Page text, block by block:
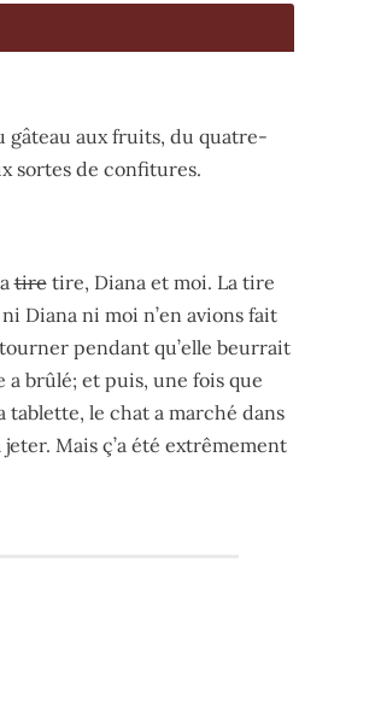
Personne, jusqu’ici, n’a sorti
serai grande, dit Anne d’un ton
gâteau aux fruits, du quatre-
sortes de confitures.
gâteau aux fruits, du quatre-quarts,
tiretire, Diana et moi. La tire
Diana ni moi n’en avions fait
pendant qu’elle beurrait
a brûlé; et puis, une fois que
tablette, le chat a marché dans
Mais ç’a été extrêmement